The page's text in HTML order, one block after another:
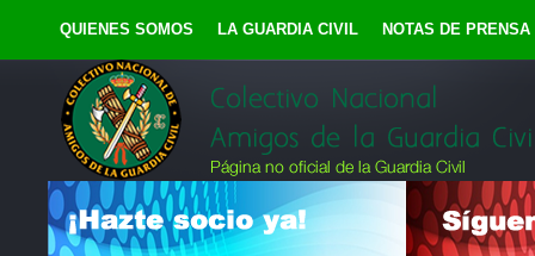
QUIENES SOMOS LA GUARDIA CIVIL NOTAS DE PRENSA